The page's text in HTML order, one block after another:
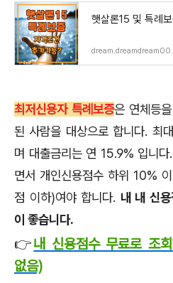
햇살론15 및 특례
최저신용자 특례보증은 연체등
된 사람을 대상으로 합니다. 최
며 대출금리는 연 15.9% 입니
면서 개인신용점수 하위 10%
점 이하)여야 합니다. 내 내 신
이 좋습니다.
👉내 신용점수 무료로 조
없음)